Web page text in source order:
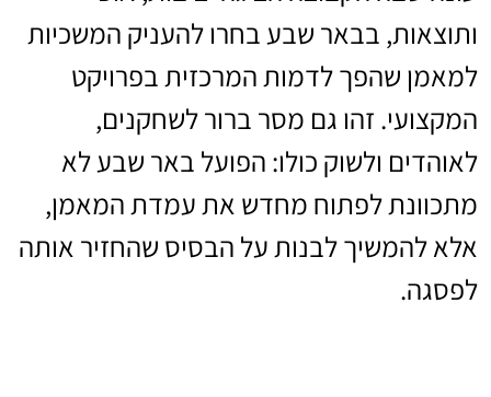
ותוצאות, בבאר שבע בחרו להעניק המשכיות
למאמן שהפך לדמות המרכזית בפרויקט
המקצועי. זהו גם מסר ברור לשחקנים,
לאוהדים ולשוק כולו: הפועל באר שבע לא
מתכוונת לפתוח מחדש את עמדת המאמן,
אלא להמשיך לבנות על הבסיס שהחזיר אותה
לפסגה.